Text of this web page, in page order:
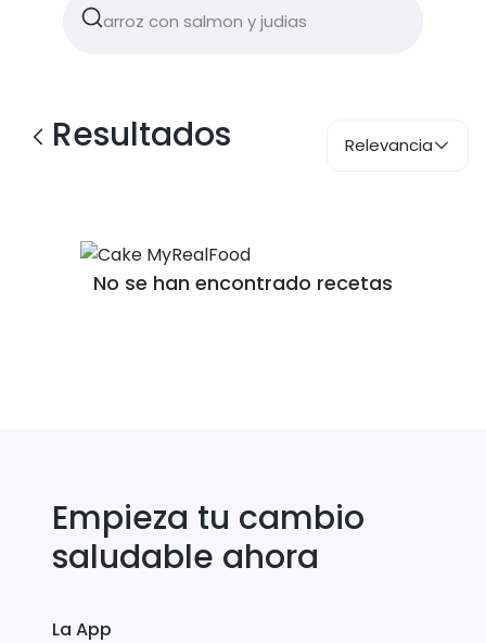
Resultados Relevancia
No se han encontrado recetas
Empieza tu cambio
saludable ahora
La App